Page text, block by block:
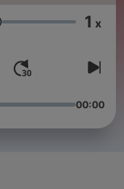
Volym 1 x
00:00